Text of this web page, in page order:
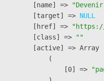
[name] =>
"Devenir
[target] =>
NULL
[href] =>
"https://
[class] =>
""
[active] => Array
(
[0] =>